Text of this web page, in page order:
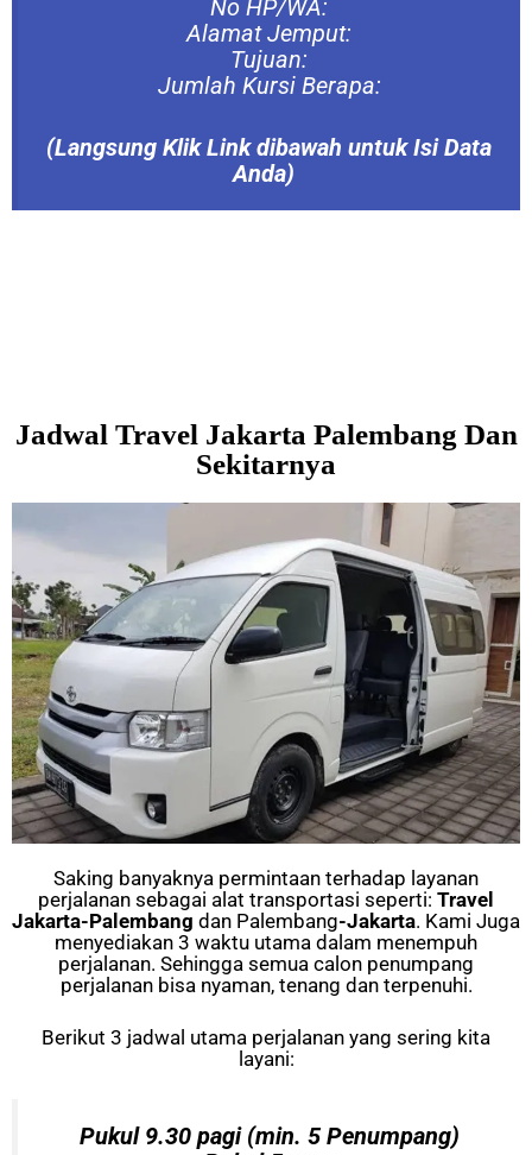
No HP/WA:
Alamat Jemput:
Tujuan:
Jumlah Kursi Berapa:
(Langsung Klik Link dibawah untuk Isi Data
Anda)
Jadwal Travel Jakarta Palembang Dan
Sekitarnya
Saking banyaknya permintaan terhadap layanan
perjalanan sebagai alat transportasi seperti: Travel
Jakarta-Palembang dan Palembang-Jakarta. Kami Juga
menyediakan 3 waktu utama dalam menempuh
perjalanan. Sehingga semua calon penumpang
perjalanan bisa nyaman, tenang dan terpenuhi.
Berikut 3 jadwal utama perjalanan yang sering kita
layani:
Pukul 9.30pagi (min. 5 Penumpang)